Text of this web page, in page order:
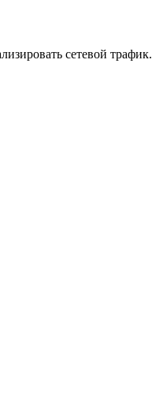
сетевой трафик.